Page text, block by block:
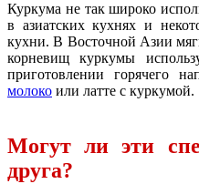
Куркума не так широко
в азиатских кухнях и
кухни. В Восточной Азии
корневищ куркумы
приготовлении горячего
молоко или латте с куркумой.
Могут ли эти
друга?